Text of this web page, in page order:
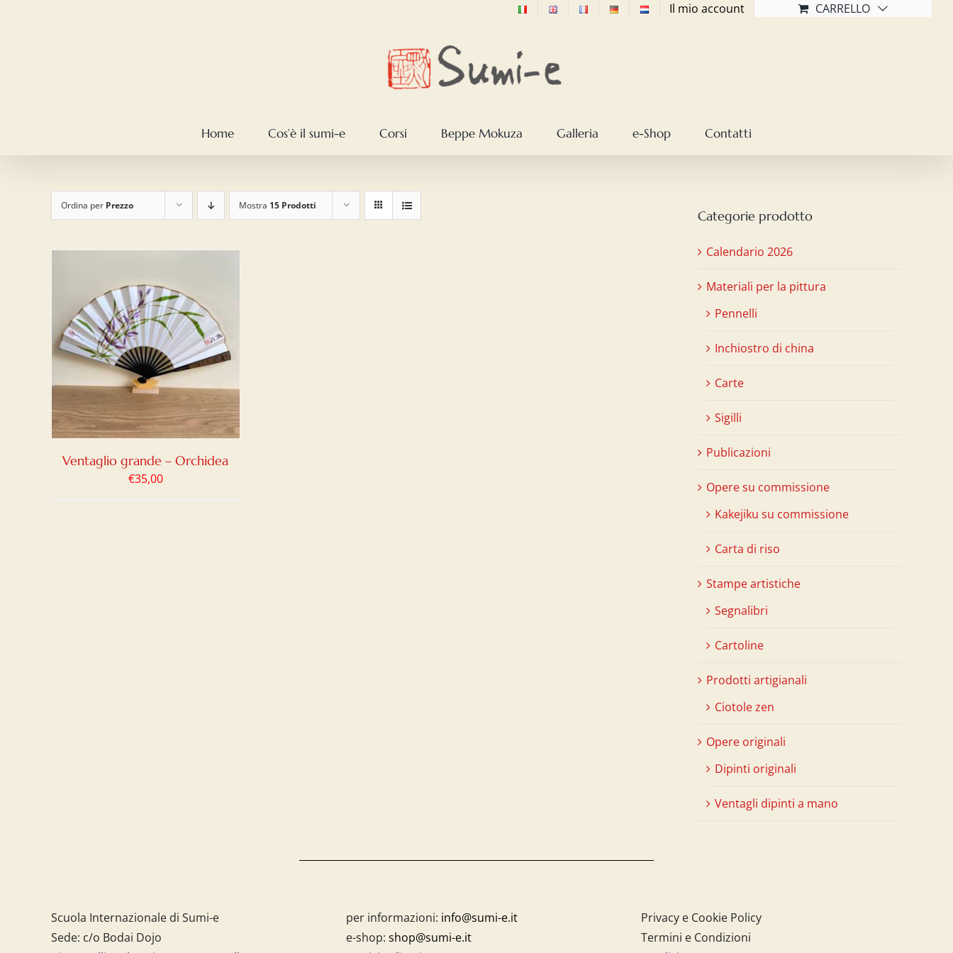
Il mio account CARRELLO
Home Cos’è il sumi-e Corsi Beppe Mokuza Galleria e-Shop Contatti
Ordina per Prezzo Mostra 15 Prodotti
Ventaglio grande – Orchidea
€35,00
Categorie prodotto
Calendario 2026
Materiali per la pittura
Pennelli
Inchiostro di china
Carte
Sigilli
Publicazioni
Opere su commissione
Kakejiku su commissione
Carta di riso
Stampe artistiche
Segnalibri
Cartoline
Prodotti artigianali
Ciotole zen
Opere originali
Dipinti originali
Ventagli dipinti a mano
Scuola Internazionale di Sumi-e
Sede: c/o Bodai Dojo
per informazioni: info@sumi-e.it
e-shop: shop@sumi-e.it
Privacy e Cookie Policy
Termini e Condizioni